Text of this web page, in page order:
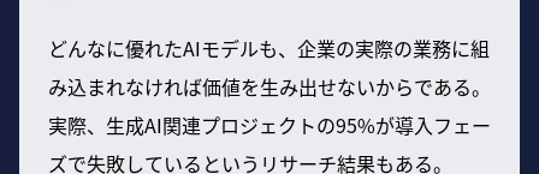
どんなに優れたAIモデルも、企業の実際の業務に組
み込まれなければ価値を生み出せないからである。
実際、生成AI関連プロジェクトの95%が導入フェー
ズで失敗しているというリサーチ結果もある。